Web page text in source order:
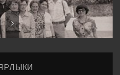
на ступенях ГАИШ